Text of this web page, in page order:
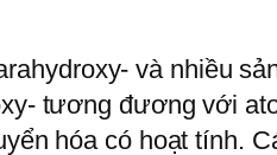
và nhiều
tương đương với
hóa có hoạt tính.